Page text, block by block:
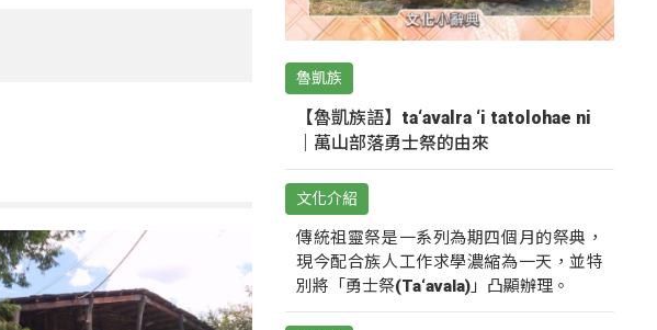
魯凱族
【魯凱族語】ta‘avalra ‘i tatolohae ni
｜萬山部落勇士祭的由來
文化介紹
傳統祖靈祭是一系列為期四個月的祭典，
現今配合族人工作求學濃縮為一天，並特
別將「勇士祭(Ta‘avala)」凸顯辦理。